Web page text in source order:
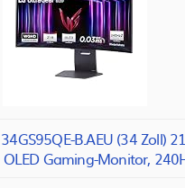
B.AEU (34 Zoll)
Gaming-Monitor,